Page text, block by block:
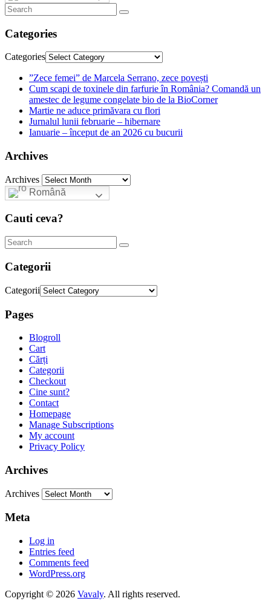
Categories
Categories
”Zece femei” de Marcela Serrano, zece povești
Cum scapi de toxinele din farfurie în România? Comandă un
amestec de legume congelate bio de la BioCorner
Martie ne aduce primăvara cu flori
Jurnalul lunii februarie – hibernare
Ianuarie – început de an 2026 cu bucurii
Archives
Archives
Română
Cauti ceva?
Categorii
Categorii
Pages
Blogroll
Cart
Cărți
Categorii
Checkout
Cine sunt?
Contact
Homepage
Manage Subscriptions
My account
Privacy Policy
Archives
Archives
Meta
Log in
Entries feed
Comments feed
WordPress.org
Copyright © 2026 Vavaly. All rights reserved.